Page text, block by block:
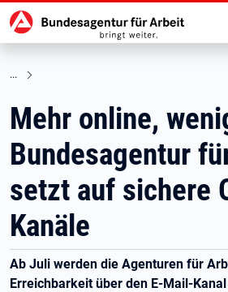
zu den Hauptinhalten springen
Hauptnavigation
Mehr online,
Bundesagentur
setzt auf sichere
Kanäle
Ab Juli werden die Agenturen für
Erreichbarkeit über den E-Mail-